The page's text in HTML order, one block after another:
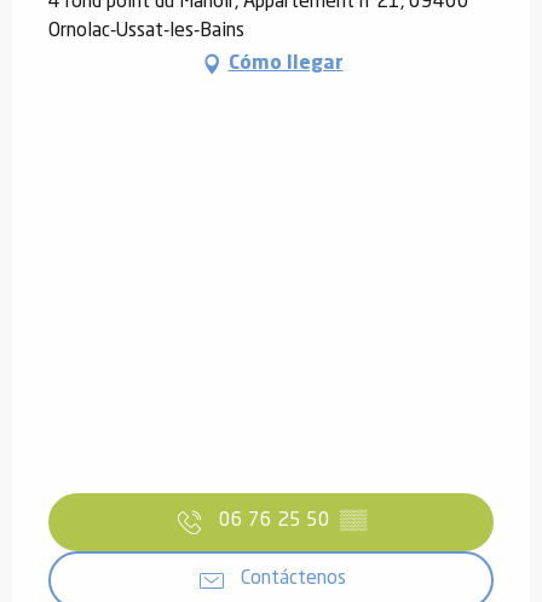
Ornolac-Ussat-les-Bains
Cómo llegar
06 76 25 50 ▒▒
Contáctenos